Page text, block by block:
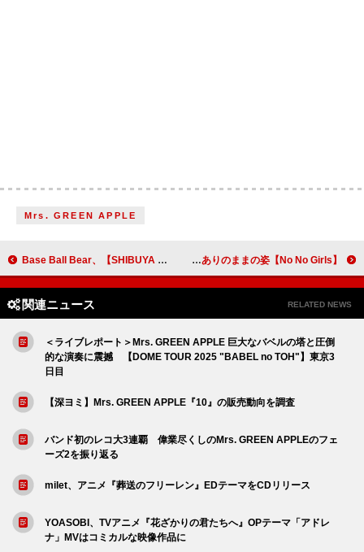
Mrs. GREEN APPLE
Base Ball Bear、【SHIBUYA NONFICTION III】開催発表 【No No Girls】ふみの、デビュー曲「favorite song」MVに“ありのままの姿”
関連ニュース RELATED NEWS
＜ライブレポート＞Mrs. GREEN APPLE 巨大なバベルの塔と圧倒
的な演奏に震撼 【DOME TOUR 2025 "BABEL no TOH"】東京3
日目
【深ヨミ】Mrs. GREEN APPLE『10』の販売動向を調査
バンド初のレコ大3連覇 偉業尽くしのMrs. GREEN APPLEのフェ
ーズ2を振り返る
milet、アニメ『葬送のフリーレン』EDテーマをCDリリース
YOASOBI、TVアニメ『花ざかりの君たちへ』OPテーマ「アドレ
ナ」MVはコミカルな映像作品に